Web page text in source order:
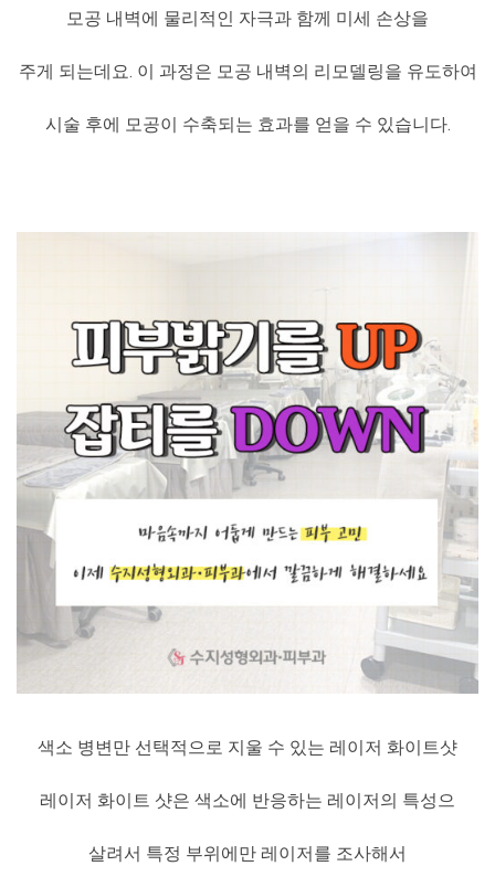
모공 내벽에 물리적인 자극과 함께 미세 손상을
주게 되는데요. 이 과정은 모공 내벽의 리모델링을 유도하여
시술 후에 모공이 수축되는 효과를 얻을 수 있습니다.
색소 병변만 선택적으로 지울 수 있는 레이저 화이트샷
레이저 화이트 샷은 색소에 반응하는 레이저의 특성으
살려서 특정 부위에만 레이저를 조사해서